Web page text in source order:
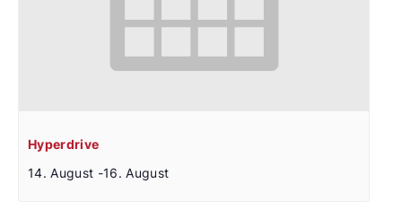
Hyperdrive
14. August -16. August